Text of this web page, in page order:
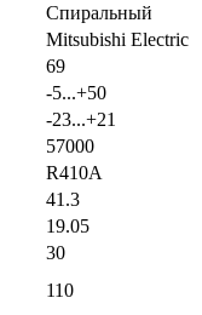
Спиральный
Mitsubishi Electric
69
-5...+50
-23...+21
57000
R410A
41.3
19.05
30
110